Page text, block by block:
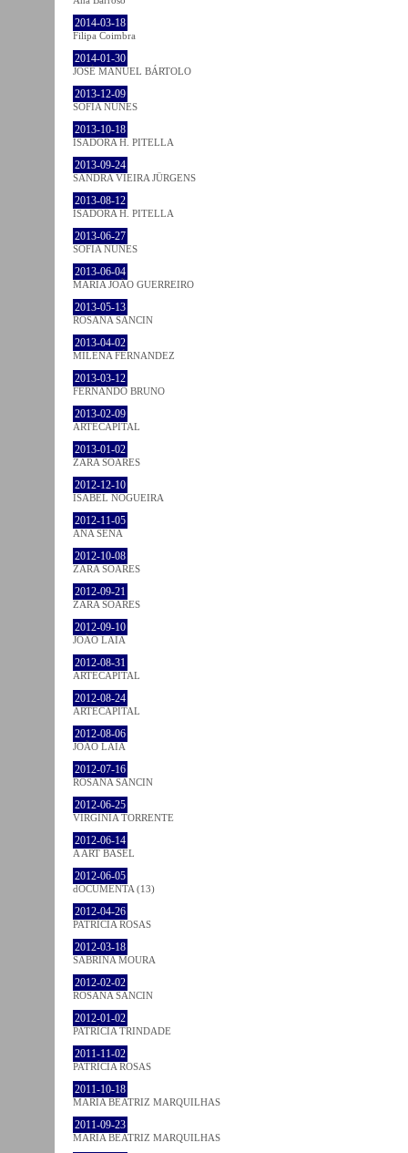
2014-03-18
Filipa Coimbra
2014-01-30
JOSÉ MANUEL BÁRTOLO
2013-12-09
SOFIA NUNES
2013-10-18
ISADORA H. PITELLA
2013-09-24
SANDRA VIEIRA JÜRGENS
2013-08-12
ISADORA H. PITELLA
2013-06-27
SOFIA NUNES
2013-06-04
MARIA JOÃO GUERREIRO
2013-05-13
ROSANA SANCIN
2013-04-02
MILENA FÉRNANDEZ
2013-03-12
FERNANDO BRUNO
2013-02-09
ARTECAPITAL
2013-01-02
ZARA SOARES
2012-12-10
ISABEL NOGUEIRA
2012-11-05
ANA SENA
2012-10-08
ZARA SOARES
2012-09-21
ZARA SOARES
2012-09-10
JOÃO LAIA
2012-08-31
ARTECAPITAL
2012-08-24
ARTECAPITAL
2012-08-06
JOÃO LAIA
2012-07-16
ROSANA SANCIN
2012-06-25
VIRGINIA TORRENTE
2012-06-14
A ART BASEL
2012-06-05
dOCUMENTA (13)
2012-04-26
PATRÍCIA ROSAS
2012-03-18
SABRINA MOURA
2012-02-02
ROSANA SANCIN
2012-01-02
PATRÍCIA TRINDADE
2011-11-02
PATRÍCIA ROSAS
2011-10-18
MARIA BEATRIZ MARQUILHAS
2011-09-23
MARIA BEATRIZ MARQUILHAS